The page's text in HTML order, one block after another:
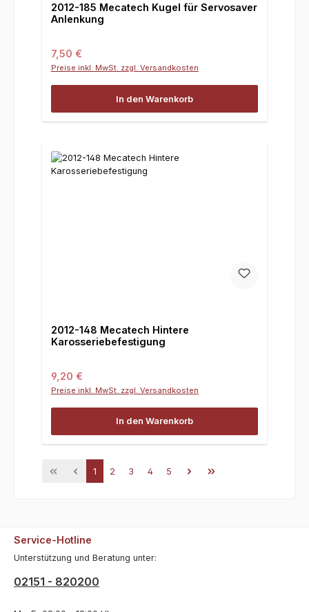
2012-185 Mecatech Kugel für Servosaver
Anlenkung
Regulärer Preis:
7,50 €
Preise inkl. MwSt. zzgl. Versandkosten
In den Warenkorb
2012-148 Mecatech Hintere
Karosseriebefestigung
Regulärer Preis:
9,20 €
Preise inkl. MwSt. zzgl. Versandkosten
In den Warenkorb
Seite
1 Seite
2 Seite
3 Seite
4 Seite
5
Service-Hotline
Unterstützung und Beratung unter:
02151 - 820200